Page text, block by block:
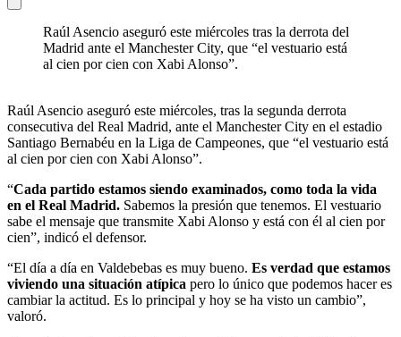
Raúl Asencio aseguró este miércoles tras la derrota del
Madrid ante el Manchester City, que “el vestuario está
al cien por cien con Xabi Alonso”.
Raúl Asencio aseguró este miércoles, tras la segunda derrota
consecutiva del Real Madrid, ante el Manchester City en el estadio
Santiago Bernabéu en la Liga de Campeones, que “el vestuario está
al cien por cien con Xabi Alonso”.
“Cada partido estamos siendo examinados, como toda la vida
en el Real Madrid. Sabemos la presión que tenemos. El vestuario
sabe el mensaje que transmite Xabi Alonso y está con él al cien por
cien”, indicó el defensor.
“El día a día en Valdebebas es muy bueno. Es verdad que estamos
viviendo una situación atípica pero lo único que podemos hacer es
cambiar la actitud. Es lo principal y hoy se ha visto un cambio”,
valoró.